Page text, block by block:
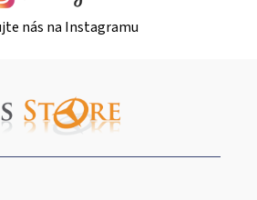
nás na Instagramu